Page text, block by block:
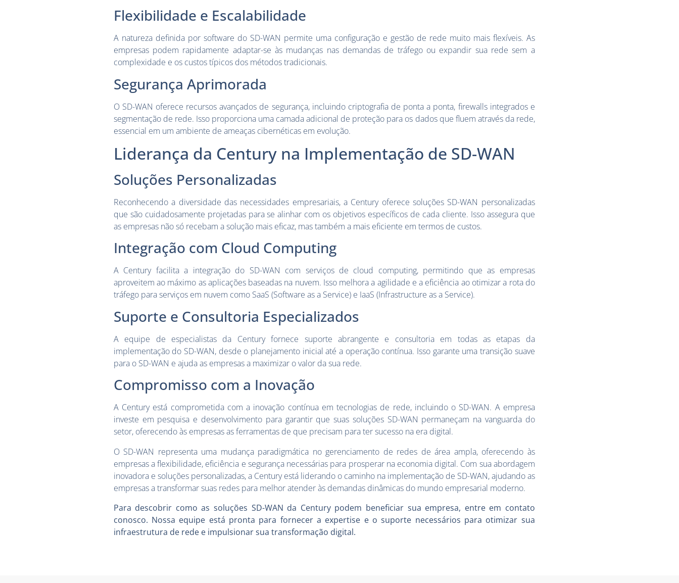
Flexibilidade e Escalabilidade
A natureza definida por software do SD-WAN permite uma configuração e gestão de rede muito mais flexíveis. As
empresas podem rapidamente adaptar-se às mudanças nas demandas de tráfego ou expandir sua rede sem a
complexidade e os custos típicos dos métodos tradicionais.
Segurança Aprimorada
O SD-WAN oferece recursos avançados de segurança, incluindo criptografia de ponta a ponta, firewalls integrados e
segmentação de rede. Isso proporciona uma camada adicional de proteção para os dados que fluem através da rede,
essencial em um ambiente de ameaças cibernéticas em evolução.
Liderança da Century na Implementação de SD-WAN
Soluções Personalizadas
Reconhecendo a diversidade das necessidades empresariais, a Century oferece soluções SD-WAN personalizadas
que são cuidadosamente projetadas para se alinhar com os objetivos específicos de cada cliente. Isso assegura que
as empresas não só recebam a solução mais eficaz, mas também a mais eficiente em termos de custos.
Integração com Cloud Computing
A Century facilita a integração do SD-WAN com serviços de cloud computing, permitindo que as empresas
aproveitem ao máximo as aplicações baseadas na nuvem. Isso melhora a agilidade e a eficiência ao otimizar a rota do
tráfego para serviços em nuvem como SaaS (Software as a Service) e IaaS (Infrastructure as a Service).
Suporte e Consultoria Especializados
A equipe de especialistas da Century fornece suporte abrangente e consultoria em todas as etapas da
implementação do SD-WAN, desde o planejamento inicial até a operação contínua. Isso garante uma transição suave
para o SD-WAN e ajuda as empresas a maximizar o valor da sua rede.
Compromisso com a Inovação
A Century está comprometida com a inovação contínua em tecnologias de rede, incluindo o SD-WAN. A empresa
investe em pesquisa e desenvolvimento para garantir que suas soluções SD-WAN permaneçam na vanguarda do
setor, oferecendo às empresas as ferramentas de que precisam para ter sucesso na era digital.
O SD-WAN representa uma mudança paradigmática no gerenciamento de redes de área ampla, oferecendo às
empresas a flexibilidade, eficiência e segurança necessárias para prosperar na economia digital. Com sua abordagem
inovadora e soluções personalizadas, a Century está liderando o caminho na implementação de SD-WAN, ajudando as
empresas a transformar suas redes para melhor atender às demandas dinâmicas do mundo empresarial moderno.
Para descobrir como as soluções SD-WAN da Century podem beneficiar sua empresa, entre em contato
conosco. Nossa equipe está pronta para fornecer a expertise e o suporte necessários para otimizar sua
infraestrutura de rede e impulsionar sua transformação digital.